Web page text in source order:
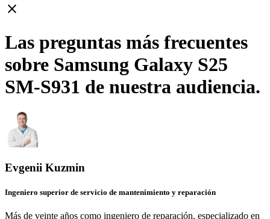
close
Las preguntas más frecuentes
sobre Samsung Galaxy S25
SM-S931 de nuestra audiencia.
Evgenii Kuzmin
Ingeniero superior de servicio de mantenimiento y reparación
Más de veinte años como ingeniero de reparación, especializado en